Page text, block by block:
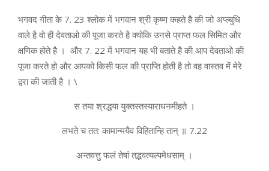
भगवद गीता के 7. 23 श्लोक में भगवान श्री कृष्ण कहते है की जो अप्ल्बुधि
वाले है वो ही देवताओ की पूजा करते है क्योकि उनसे प्राप्त फल सिमित और
क्षणिक होते है । और 7. 22 में भगवान यह भी बताते है की आप देवताओ की
पूजा करते हो और आपको किसी फल की प्राप्ति होती है तो वह वास्तव में मेरे
द्वरा की जाती है । \
स तया श्रद्धया युक्तस्तस्याराधनमीहते ।
लभते च तत: कामान्मयैव विहितान्हि तान् ॥ 7.22
अन्तवत्तु फलं तेषां तद्भ‍वत्यल्पमेधसाम् ।